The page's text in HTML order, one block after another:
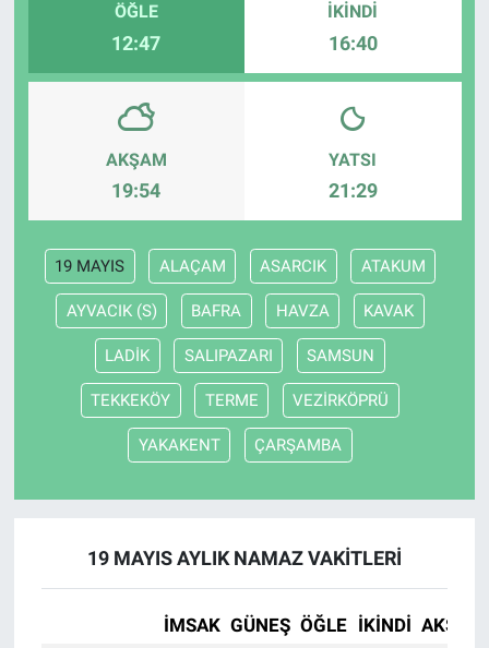
ÖĞLE
12:47
İKINDI
16:40
AKŞAM
19:54
YATSI
21:29
19 MAYIS ALAÇAM ASARCIK ATAKUM
AYVACIK (S) BAFRA HAVZA KAVAK
LADİK SALIPAZARI SAMSUN
TEKKEKÖY TERME VEZİRKÖPRÜ
YAKAKENT ÇARŞAMBA
19 MAYIS AYLIK NAMAZ VAKITLERI
İMSAK GÜNEŞ ÖĞLE İKINDI AKŞAM